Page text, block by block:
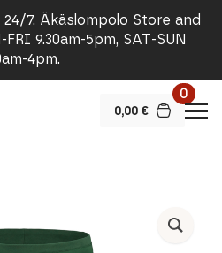
24/7. Äkäslompolo Store and
9.30am-5pm, SAT-SUN
4pm.
0,00 €
0